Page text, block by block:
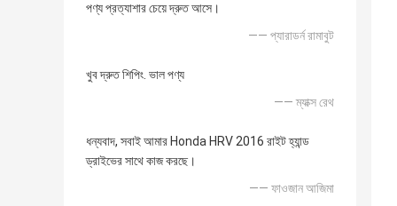
পণ্য প্রত্যাশার চেয়ে দ্রুত আসে।
—— প্যারাডর্ন রামাবুট
খুব দ্রুত শিপিং. ভাল পণ্য
—— ম্যাক্স রেথ
ধন্যবাদ, সবাই আমার Honda HRV 2016 রাইট হ্যান্ড
ড্রাইভের সাথে কাজ করছে।
—— ফাওজান আজিমা